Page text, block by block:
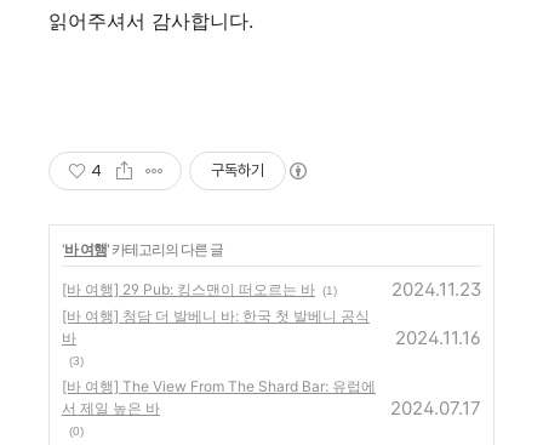
읽어주셔서 감사합니다.
4 구독하기
'바 여행' 카테고리의 다른 글
[바 여행] 29 Pub: 킹스맨이 떠오르는 바 (1) 2024.11.23
[바 여행] 청담 더 발베니 바: 한국 첫 발베니 공식
바
(3)
2024.11.16
[바 여행] The View From The Shard Bar: 유럽에
서 제일 높은 바
(0)
2024.07.17